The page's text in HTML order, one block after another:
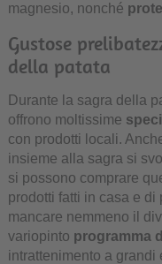
magnesio, nonché
Gustose
della patata
Durante la sagra della
offrono moltissime
con prodotti locali.
insieme alla sagra si
si possono comprare
prodotti fatti in casa e
mancare nemmeno il
variopinto programma
intrattenimento a grandi